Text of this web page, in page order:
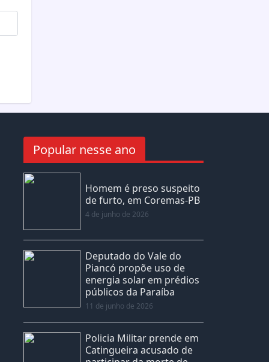
Popular nesse ano
Homem é preso suspeito
de furto, em Coremas-PB
4 de junho de 2026
Deputado do Vale do
Piancó propõe uso de
energia solar em prédios
públicos da Paraíba
11 de junho de 2026
Policia Militar prende em
Catingueira acusado de